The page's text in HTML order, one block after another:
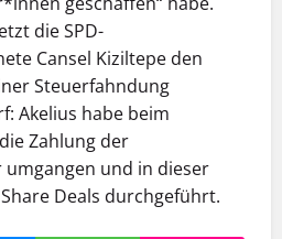
die SPD-
Cansel Kiziltepe den
Steuerfahndung
Akelius habe beim
Zahlung der
und in dieser
Deals durchgeführt.